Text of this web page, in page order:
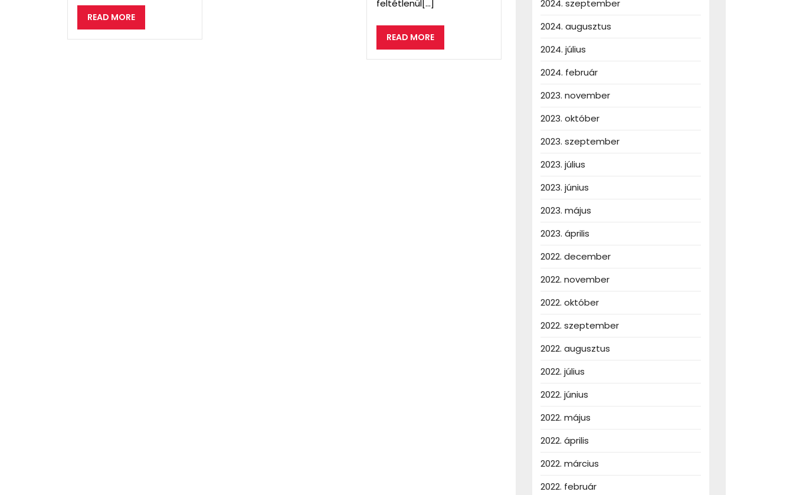
READ MOREREAD
MORE
feltétlenül[...]
READ MOREREAD
MORE
2024. szeptember
2024. augusztus
2024. július
2024. február
2023. november
2023. október
2023. szeptember
2023. július
2023. június
2023. május
2023. április
2022. december
2022. november
2022. október
2022. szeptember
2022. augusztus
2022. július
2022. június
2022. május
2022. április
2022. március
2022. február